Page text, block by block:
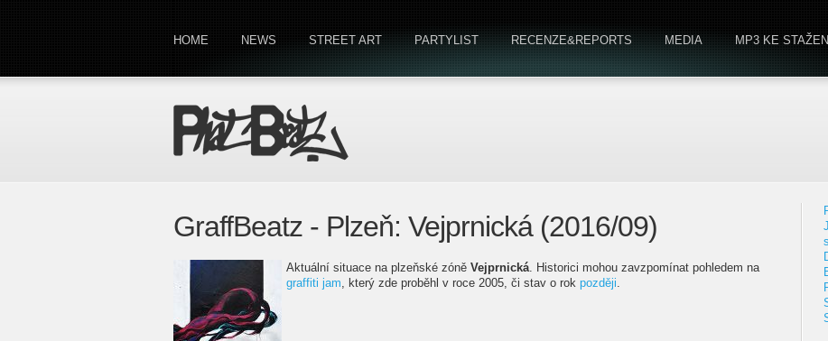
HOME NEWS STREET ART PARTYLIST RECENZE&REPORTS MEDIA MP3 KE STAŽENÍ
GraffBeatz - Plzeň: Vejprnická (2016/09)
Aktuální situace na plzeňské zóně Vejprnická. Historici mohou zavzpomínat pohledem na
graffiti jam, který zde proběhl v roce 2005, či stav o rok později.